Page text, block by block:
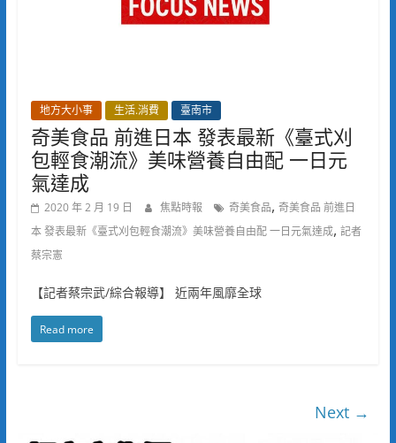
地方大小事 生活.消費 臺南市
奇美食品 前進日本 發表最新《臺式刈
包輕食潮流》美味營養自由配 一日元
氣達成
2020 年 2 月 19 日 焦點時報 奇美食品, 奇美食品 前進日
本 發表最新《臺式刈包輕食潮流》美味營養自由配 一日元氣達成, 記者
蔡宗憲
【記者蔡宗武/綜合報導】 近兩年風靡全球
Read more
Next →